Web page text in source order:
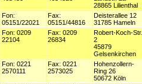
28865 Lilienthal
Fon:
05151/22021
Fax:
05151/44816
Deisterallee 12
31785 Hameln
Fon: 0209
22104
Fax: 0209
26834
Robert-Koch-Str.
2
45879
Gelsenkirchen
Fon: 0221
2570111
Fax: 0221
2573025
Hohenzollern-
Ring 26
50672 Köln